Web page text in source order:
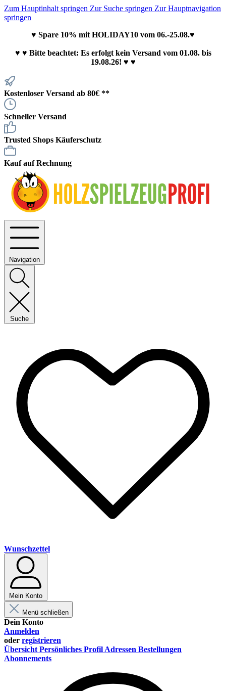
Zum Hauptinhalt springen Zur Suche springen Zur Hauptnavigation
springen
♥ Spare 10% mit HOLIDAY10 vom 06.-25.08.♥
♥ ♥ Bitte beachtet: Es erfolgt kein Versand vom 01.08. bis
19.08.26! ♥ ♥
Kostenloser Versand ab 80€ **
Schneller Versand
Trusted Shops Käuferschutz
Kauf auf Rechnung
Navigation
Suche
Wunschzettel
Mein Konto
Menü schließen
Dein Konto
Anmelden
oder registrieren
Übersicht Persönliches Profil Adressen Bestellungen
Abonnements